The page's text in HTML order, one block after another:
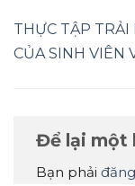
THỰC TẬP TRẢI
CỦA SINH VIÊN
Để lại một
Bạn phải